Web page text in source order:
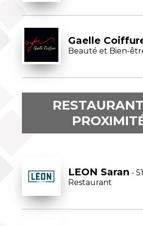
Gaelle
Beauté et Bien-
LEON Saran -
Restaurant